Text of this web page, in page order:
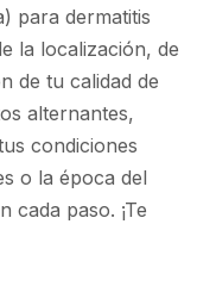
para dermatitis
la localización, de
de tu calidad de
alternantes,
condiciones
o la época del
cada paso. ¡Te